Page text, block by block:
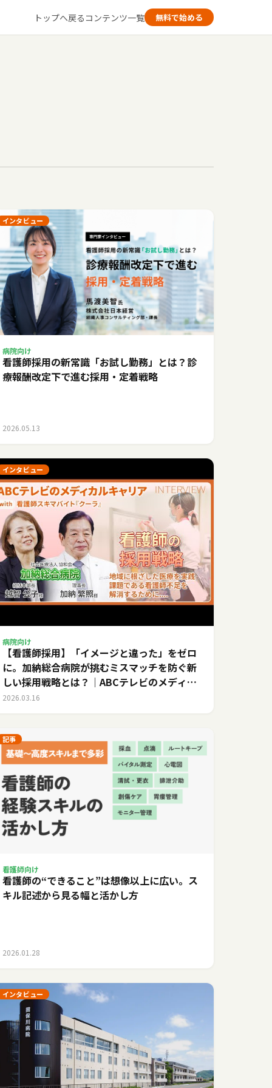
トップへ戻るコンテンツ一覧 無料で始める
インタビュー
病院向け
看護師採用の新常識「お試し勤務」とは？診
療報酬改定下で進む採用・定着戦略
2026.05.13
インタビュー
病院向け
【看護師採用】「イメージと違った」をゼロ
に。加納総合病院が挑むミスマッチを防ぐ新
しい採用戦略とは？｜ABCテレビのメディカ
ルキャリア
2026.03.16
記事
看護師向け
看護師の“できること”は想像以上に広い。ス
キル記述から見る幅と活かし方
2026.01.28
インタビュー